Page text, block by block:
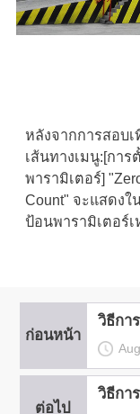
หลังจากการสอบ
เส้นทางเมนู:[กา
พารามิเตอร์]
Count" จะแสดงใ
ป้อนพารามิเตอร์
ก่อนหน้า
ต่อไป